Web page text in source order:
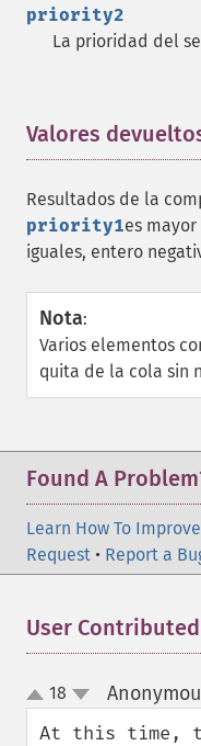
priority2
La prioridad del
Valores
Resultados de la
priority1es mayor
iguales, entero
Nota:
Varios elementos
quita de la cola sin
Found A
Learn How To
Request • Report a
User
up
down
18
At this time,